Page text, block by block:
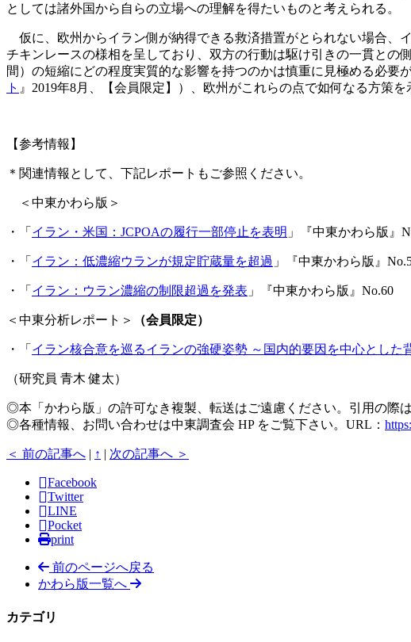
としては諸外国から自らの立場への理解を得たいものと考えられる。
仮に、欧州からイラン側が納得できる救済措置がとられない場合、
チキンレースの様相を呈しており、双方の行動は駆け引きの一貫との
間）の短縮にどの程度実質的な影響を持つのかは慎重に見極める必
ト 』2019年8月、【会員限定】）、欧州がこれらの点で如何なる方策
【参考情報】
＊関連情報として、下記レポートもご参照ください。
＜中東かわら版＞
・「 イラン・米国：JCPOAの履行一部停止を表明 」『中東かわら版』
・「 イラン：低濃縮ウランが規定貯蔵量を超過 」『中東かわら版』
・「 イラン：ウラン濃縮の制限超過を発表 」『中東かわら版』No.60
＜中東分析レポート＞ （会員限定）
・「 イラン核合意を巡るイランの強硬姿勢 ～国内的要因を中心とした
（研究員 青木 健太）
◎本「かわら版」の許可なき複製、転送はご遠慮ください。引用の際
◎各種情報、お問い合わせは中東調査会 HP をご覧下さい。URL：
＜ 前の記事へ | ↑ | 次の記事へ ＞
Facebook
Twitter
LINE
Pocket
print
前のページへ戻る
かわら版一覧へ
カテゴリ